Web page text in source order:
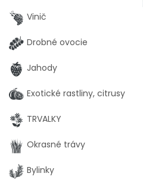
Vinič
Drobné ovocie
Jahody
Exotické rastliny, citrusy
TRVALKY
Okrasné trávy
Bylinky